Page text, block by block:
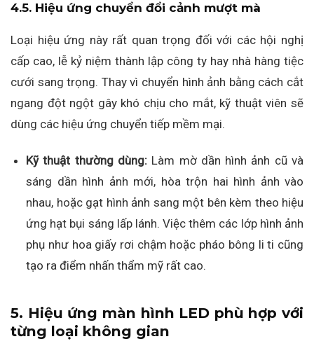
4.5. Hiệu ứng chuyển đổi cảnh mượt mà
Loại hiệu ứng này rất quan trọng đối với các hội nghị
cấp cao, lễ kỷ niệm thành lập công ty hay nhà hàng tiệc
cưới sang trọng. Thay vì chuyển hình ảnh bằng cách cắt
ngang đột ngột gây khó chịu cho mắt, kỹ thuật viên sẽ
dùng các hiệu ứng chuyển tiếp mềm mại.
Kỹ thuật thường dùng:Làm mờ dần hình ảnh cũ và
sáng dần hình ảnh mới, hòa trộn hai hình ảnh vào
nhau, hoặc gạt hình ảnh sang một bên kèm theo hiệu
ứng hạt bụi sáng lấp lánh. Việc thêm các lớp hình ảnh
phụ như hoa giấy rơi chậm hoặc pháo bông li ti cũng
tạo ra điểm nhấn thẩm mỹ rất cao.
5. Hiệu ứng màn hình LED phù hợp với
từng loại không gian